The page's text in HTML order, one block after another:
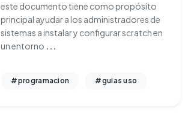
este documento tiene como propósito
principal ayudar a los administradores de
sistemas a instalar y configurar scratch en
un entorno ...
#programacion #guias uso